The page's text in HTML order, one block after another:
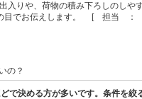
入りや、荷物の積み下ろしのし
の目でお伝えします。 [ 担当 ：
の？
で決める方が多いです。条件を絞